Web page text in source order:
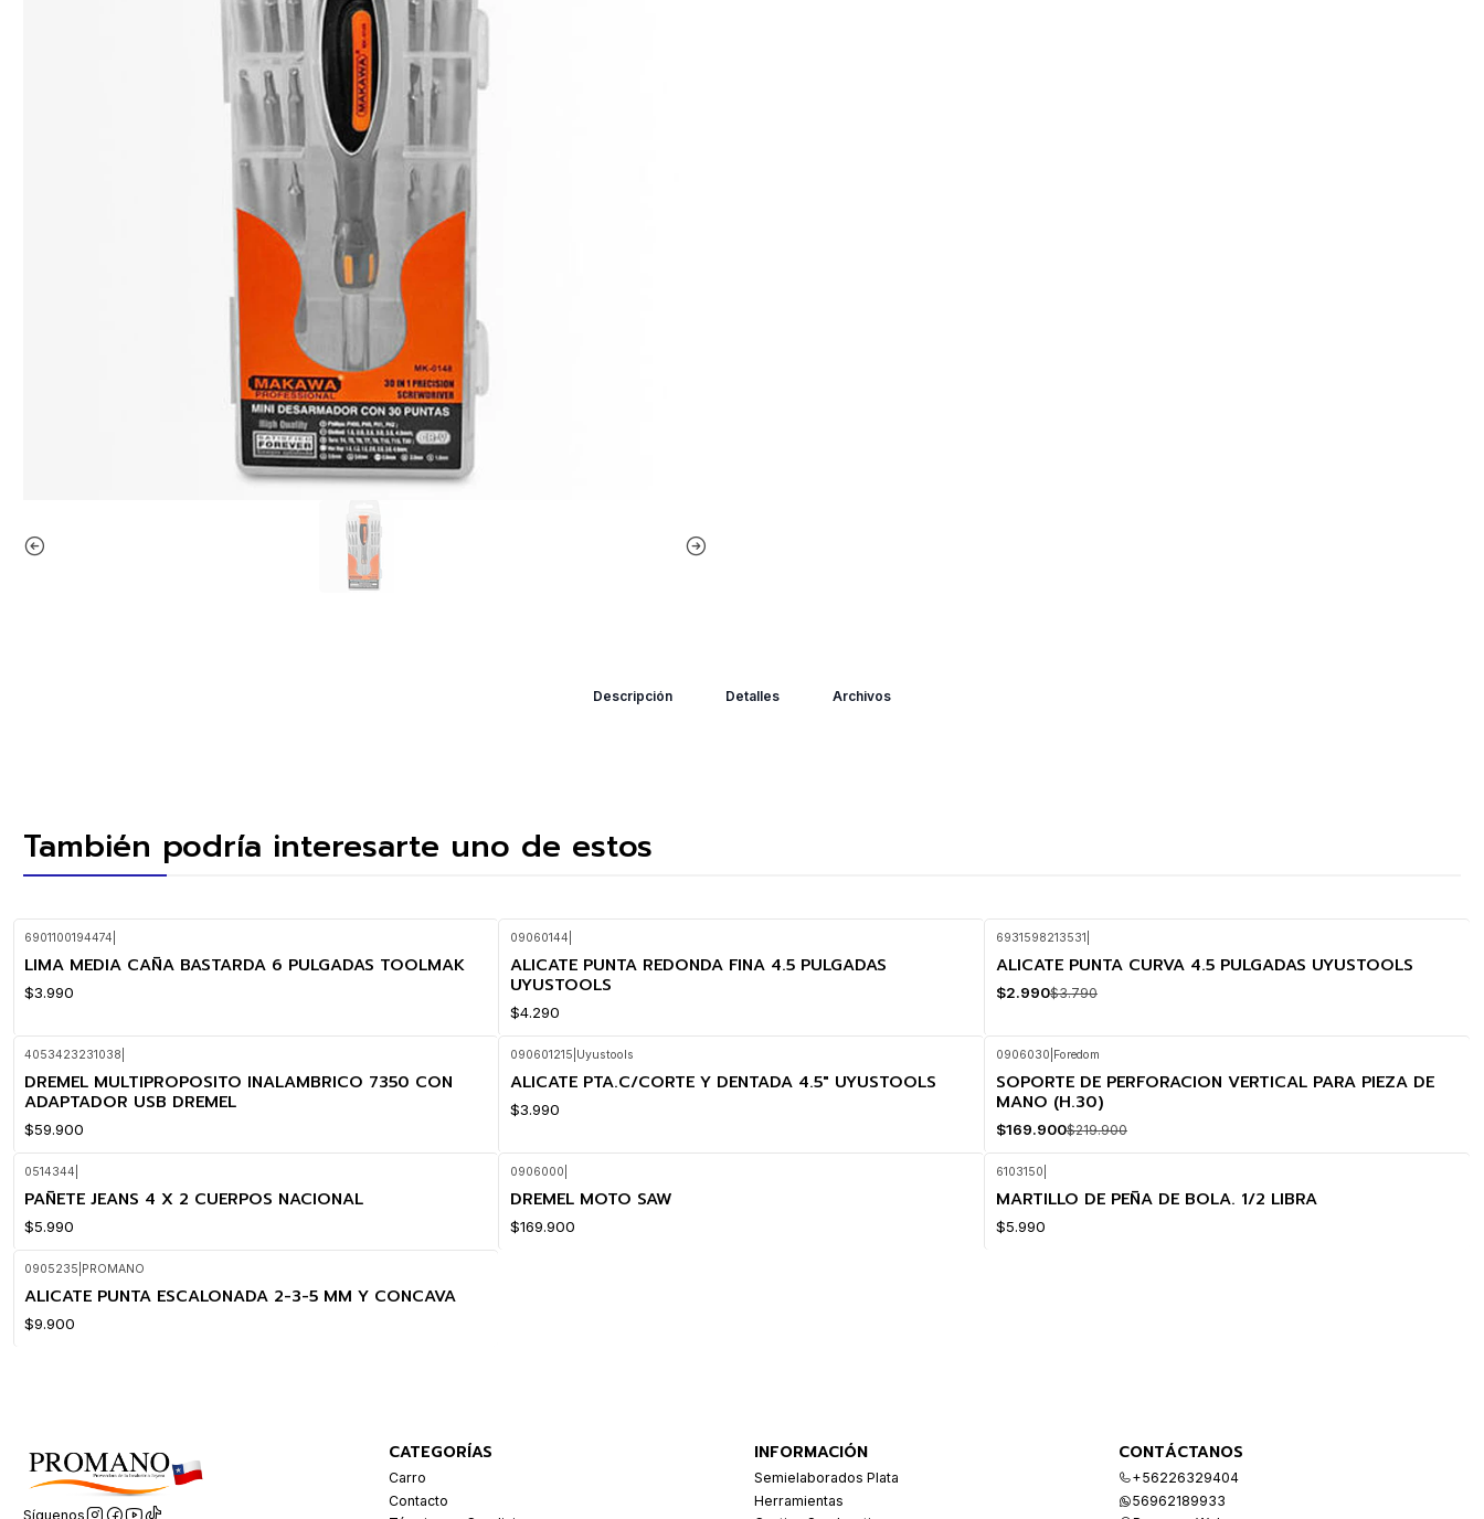
Descripción Detalles Archivos
También podría interesarte uno de estos
6901100194474
LIMA MEDIA CAÑA BASTARDA 6 PULGADAS TOOLMAK
$3.990
09060144
ALICATE PUNTA REDONDA FINA 4.5 PULGADAS
UYUSTOOLS
$4.290
-21%
OFF
6931598213531
ALICATE PUNTA CURVA 4.5 PULGADAS UYUSTOOLS
$2.990$3.790
4053423231038
DREMEL MULTIPROPOSITO INALAMBRICO 7350 CON
ADAPTADOR USB DREMEL
$59.900
090601215 Uyustools
ALICATE PTA.C/CORTE Y DENTADA 4.5" UYUSTOOLS
$3.990
-23%
OFF
0906030 Foredom
SOPORTE DE PERFORACION VERTICAL PARA PIEZA DE
MANO (H.30)
$169.900$219.900
0514344
PAÑETE JEANS 4 X 2 CUERPOS NACIONAL
$5.990
0906000
DREMEL MOTO SAW
$169.900
6103150
MARTILLO DE PEÑA DE BOLA. 1/2 LIBRA
$5.990
0905235 PROMANO
ALICATE PUNTA ESCALONADA 2-3-5 MM Y CONCAVA
$9.900
Síguenos
CATEGORÍAS
Carro
Contacto
INFORMACIÓN
Semielaborados Plata
Herramientas
CONTÁCTANOS
+56226329404
56962189933